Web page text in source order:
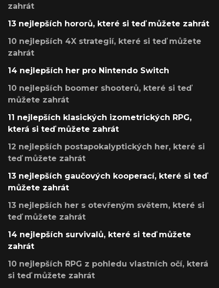
zahrát
13 nejlepších hororů, které si teď můžete zahrát
10 nejlepších 4X strategií, které si teď můžete
zahrát
14 nejlepších her pro Nintendo Switch
10 nejlepších boomer shooterů, které si teď
můžete zahrát
11 nejlepších klasických izometrických RPG,
která si teď můžete zahrát
12 nejlepších postapokalyptických her, které si
teď můžete zahrát
13 nejlepších gaučových kooperací, které si teď
můžete zahrát
13 nejlepších her s otevřeným světem, které si
teď můžete zahrát
14 nejlepších survivalů, které si teď můžete
zahrát
10 nejlepších RPG z pohledu vlastních očí, která
si teď můžete zahrát